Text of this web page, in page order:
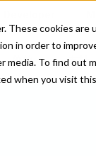
These cookies
in order to
To find out
when you visit
价格 支持